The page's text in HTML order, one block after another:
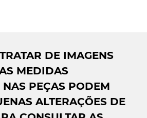
DE IMAGENS
MEDIDAS
PEÇAS PODEM
ALTERAÇÕES DE